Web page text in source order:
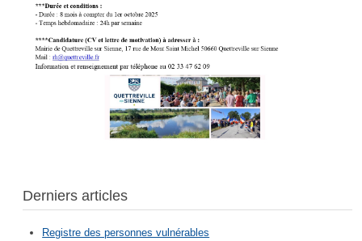
Derniers articles
Registre des personnes vulnérables